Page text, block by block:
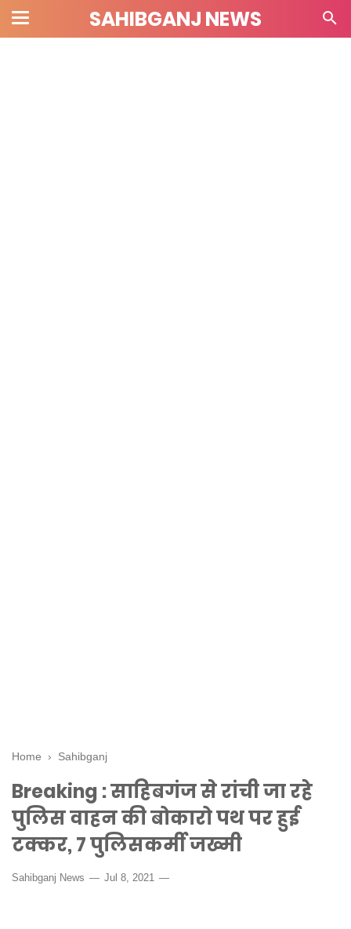
SAHIBGANJ NEWS
Home › Sahibganj
Breaking : साहिबगंज से रांची जा रहे
पुलिस वाहन की बोकारो पथ पर हुई
टक्कर, 7 पुलिसकर्मी जख्मी
Sahibganj News Jul 8, 2021